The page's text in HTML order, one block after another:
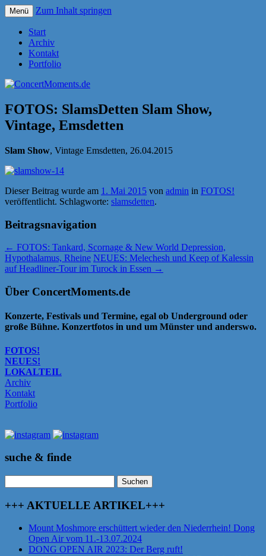
ConcertMoments.de
Menü Zum Inhalt springen
Start
Archiv
Kontakt
Portfolio
FOTOS: SlamsDetten Slam Show,
Vintage, Emsdetten
Slam Show, Vintage Emsdetten, 26.04.2015
Dieser Beitrag wurde am 1. Mai 2015 von admin in FOTOS!
veröffentlicht. Schlagworte: slamsdetten.
Beitragsnavigation
← FOTOS: Tankard, Scornage & New World Depression,
Hypothalamus, Rheine NEUES: Melechesh und Keep of Kalessin
auf Headliner-Tour im Turock in Essen →
Über ConcertMoments.de
Konzerte, Festivals und Termine, egal ob Underground oder
große Bühne. Konzertfotos in und um Münster und anderswo.
FOTOS!
NEUES!
LOKALTEIL
Archiv
Kontakt
Portfolio
suche & finde
nach:
+++ AKTUELLE ARTIKEL+++
Mount Moshmore erschüttert wieder den Niederrhein! Dong
Open Air vom 11.-13.07.2024
DONG OPEN AIR 2023: Der Berg ruft!